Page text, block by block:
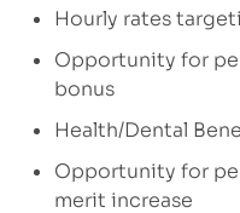
Hourly rates
Opportunity for
bonus
Health/Dental
Opportunity for
merit increase